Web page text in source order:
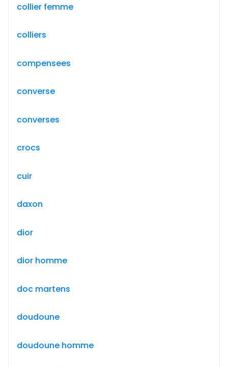
collier femme
colliers
compensees
converse
converses
crocs
cuir
daxon
dior
dior homme
doc martens
doudoune
doudoune homme